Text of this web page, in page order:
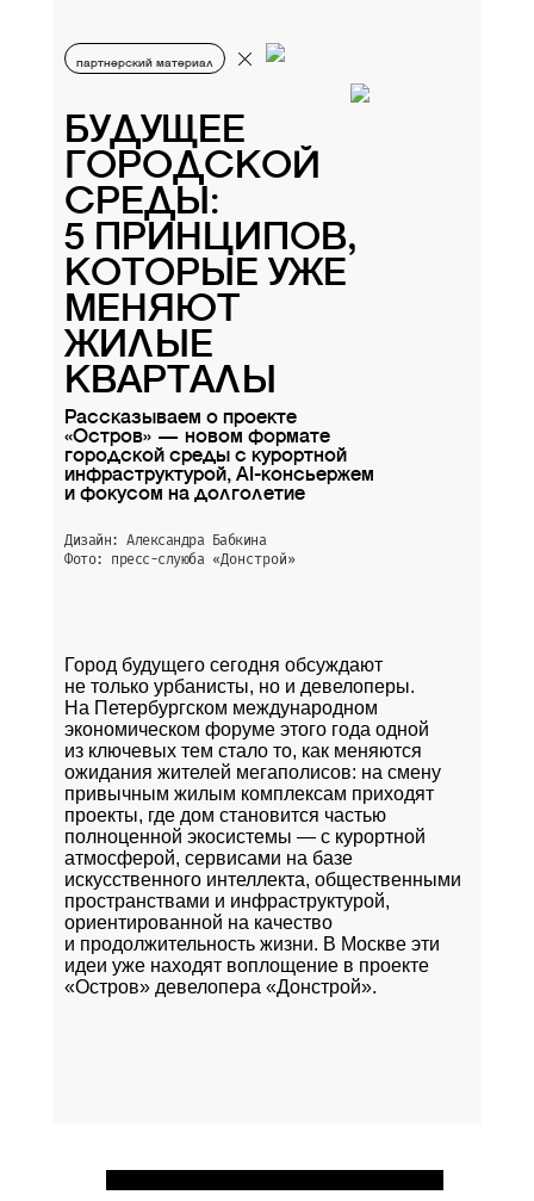
партнерский материал
БУДУЩЕЕ
ГОРОДСКОЙ
СРЕДЫ:
5 ПРИНЦИПОВ,
КОТОРЫЕ УЖЕ
МЕНЯЮТ
ЖИЛЫЕ
КВАРТАЛЫ
Рассказываем о проекте
«Остров» — новом формате
городской среды с курортной
инфраструктурой, AI-консьержем
и фокусом на долголетие
Дизайн: Александра Бабкина
Фото: пресс-слуюба «Донстрой»
Город будущего сегодня обсуждают
не только урбанисты, но и девелоперы.
На Петербургском международном
экономическом форуме этого года одной
из ключевых тем стало то, как меняются
ожидания жителей мегаполисов: на смену
привычным жилым комплексам приходят
проекты, где дом становится частью
полноценной экосистемы — с курортной
атмосферой, сервисами на базе
искусственного интеллекта, общественными
пространствами и инфраструктурой,
ориентированной на качество
и продолжительность жизни. В Москве эти
идеи уже находят воплощение в проекте
«Остров» девелопера «Донстрой».